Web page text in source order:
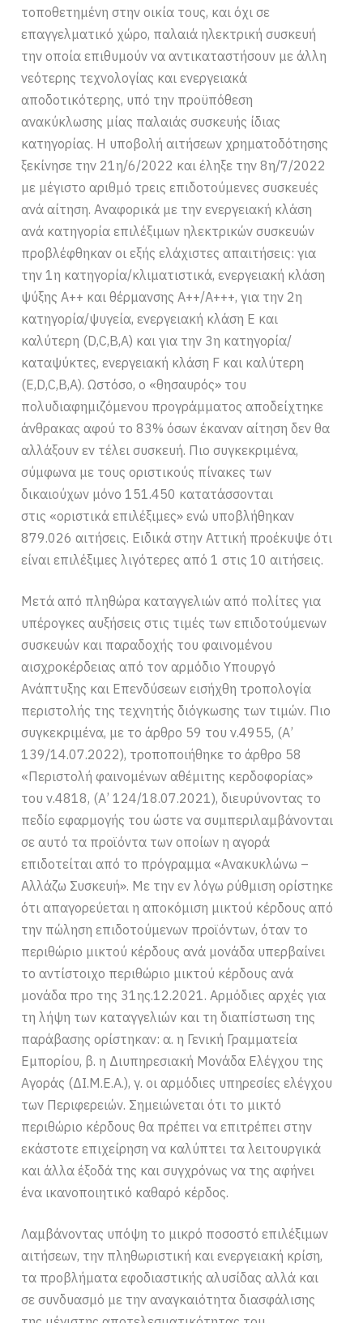
τοποθετημένη στην οικία τους, και όχι σε
επαγγελματικό χώρο, παλαιά ηλεκτρική συσκευή
την οποία επιθυμούν να αντικαταστήσουν με άλλη
νεότερης τεχνολογίας και ενεργειακά
αποδοτικότερης, υπό την προϋπόθεση
ανακύκλωσης μίας παλαιάς συσκευής ίδιας
κατηγορίας. Η υποβολή αιτήσεων χρηματοδότησης
ξεκίνησε την 21η/6/2022 και έληξε την 8η/7/2022
με μέγιστο αριθμό τρεις επιδοτούμενες συσκευές
ανά αίτηση. Αναφορικά με την ενεργειακή κλάση
ανά κατηγορία επιλέξιμων ηλεκτρικών συσκευών
προβλέφθηκαν οι εξής ελάχιστες απαιτήσεις: για
την 1η κατηγορία/κλιματιστικά, ενεργειακή κλάση
ψύξης Α++ και θέρμανσης Α++/Α+++, για την 2η
κατηγορία/ψυγεία, ενεργειακή κλάση Ε και
καλύτερη (D,C,B,A) και για την 3η κατηγορία/
καταψύκτες, ενεργειακή κλάση F και καλύτερη
(E,D,C,B,A). Ωστόσο, ο «θησαυρός» του
πολυδιαφημιζόμενου προγράμματος αποδείχτηκε
άνθρακας αφού το 83% όσων έκαναν αίτηση δεν θα
αλλάξουν εν τέλει συσκευή. Πιο συγκεκριμένα,
σύμφωνα με τους οριστικούς πίνακες των
δικαιούχων μόνο 151.450 κατατάσσονται
στις «οριστικά επιλέξιμες» ενώ υποβλήθηκαν
879.026 αιτήσεις. Ειδικά στην Αττική προέκυψε ότι
είναι επιλέξιμες λιγότερες από 1 στις 10 αιτήσεις.
Μετά από πληθώρα καταγγελιών από πολίτες για
υπέρογκες αυξήσεις στις τιμές των επιδοτούμενων
συσκευών και παραδοχής του φαινομένου
αισχροκέρδειας από τον αρμόδιο Υπουργό
Ανάπτυξης και Επενδύσεων εισήχθη τροπολογία
περιστολής της τεχνητής διόγκωσης των τιμών. Πιο
συγκεκριμένα, με το άρθρο 59 του ν.4955, (Α’
139/14.07.2022), τροποποιήθηκε το άρθρο 58
«Περιστολή φαινομένων αθέμιτης κερδοφορίας»
του ν.4818, (Α’ 124/18.07.2021), διευρύνοντας το
πεδίο εφαρμογής του ώστε να συμπεριλαμβάνονται
σε αυτό τα προϊόντα των οποίων η αγορά
επιδοτείται από το πρόγραμμα «Ανακυκλώνω –
Αλλάζω Συσκευή». Με την εν λόγω ρύθμιση ορίστηκε
ότι απαγορεύεται η αποκόμιση μικτού κέρδους από
την πώληση επιδοτούμενων προϊόντων, όταν το
περιθώριο μικτού κέρδους ανά μονάδα υπερβαίνει
το αντίστοιχο περιθώριο μικτού κέρδους ανά
μονάδα προ της 31ης.12.2021. Αρμόδιες αρχές για
τη λήψη των καταγγελιών και τη διαπίστωση της
παράβασης ορίστηκαν: α. η Γενική Γραμματεία
Εμπορίου, β. η Διυπηρεσιακή Μονάδα Ελέγχου της
Αγοράς (ΔΙ.Μ.Ε.Α.), γ. οι αρμόδιες υπηρεσίες ελέγχου
των Περιφερειών. Σημειώνεται ότι το μικτό
περιθώριο κέρδους θα πρέπει να επιτρέπει στην
εκάστοτε επιχείρηση να καλύπτει τα λειτουργικά
και άλλα έξοδά της και συγχρόνως να της αφήνει
ένα ικανοποιητικό καθαρό κέρδος.
Λαμβάνοντας υπόψη το μικρό ποσοστό επιλέξιμων
αιτήσεων, την πληθωριστική και ενεργειακή κρίση,
τα προβλήματα εφοδιαστικής αλυσίδας αλλά και
σε συνδυασμό με την αναγκαιότητα διασφάλισης